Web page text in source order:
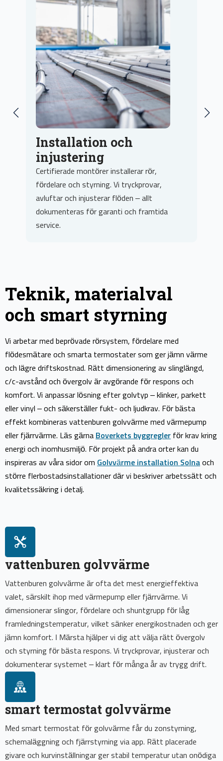
Integrering med
värmepump
eller fjärrvärme. Rätt kurva och shunt ger
lägre driftkostnad och stabil
inomhuskomfort året runt.
Teknik, materialval
och smart styrning
Vi arbetar med beprövade rörsystem, fördelare med
flödesmätare och smarta termostater som ger jämn värme
och lägre driftskostnad. Rätt dimensionering av slinglängd,
c/c-avstånd och övergolv är avgörande för respons och
komfort. Vi anpassar lösning efter golvtyp – klinker, parkett
eller vinyl – och säkerställer fukt- och ljudkrav. För bästa
effekt kombineras vattenburen golvvärme med värmepump
eller fjärrvärme. Läs gärna Boverkets byggregler för krav kring
energi och inomhusmiljö. För projekt på andra orter kan du
inspireras av våra sidor om Golvvärme installation Solna och
större flerbostadsinstallationer där vi beskriver arbetssätt och
kvalitetssäkring i detalj.
vattenburen golvvärme
Vattenburen golvvärme är ofta det mest energieffektiva
valet, särskilt ihop med värmepump eller fjärrvärme. Vi
dimensionerar slingor, fördelare och shuntgrupp för låg
framledningstemperatur, vilket sänker energikostnaden och ger
jämn komfort. I Märsta hjälper vi dig att välja rätt övergolv
och styrning för bästa respons. Vi tryckprovar, injusterar och
dokumenterar systemet – klart för många år av trygg drift.
smart termostat golvvärme
Med smart termostat för golvvärme får du zonstyrning,
schemaläggning och fjärrstyrning via app. Rätt placerade
givare och kurvinställningar ger stabil temperatur utan onödiga